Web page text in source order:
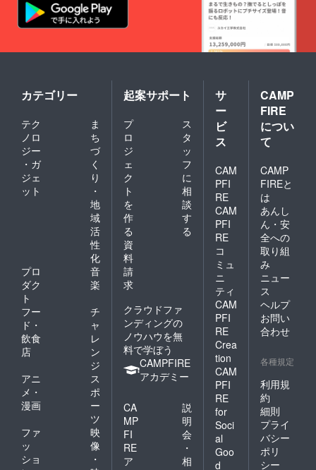
カテゴリー
テク
ノロ
ジー
・ガ
ジェ
ット
ま
ち
づ
く
り
・
地
域
活
性
化
プロ
ダク
ト
音
楽
フー
ド・
飲食
店
チ
ャ
レ
ン
ジ
アニ
メ・
漫画
ス
ポ
ー
ツ
ファ
ッ
ショ
映
像
・
起案サポート
プ
ロ
ジ
ェ
ク
ト
を
作
る
ス
タ
ッ
フ
に
相
談
す
る
資
料
請
求
クラウドファ
ンディングの
ノウハウを無
料で学ぼう
CAMPFIRE
アカデミー
CA
MP
FI
RE
ア
説
明
会
・
相
サ
ー
ビ
ス
CAM
PFI
RE
CAM
PFI
RE
コ
ミュ
ニ
ティ
CAM
PFI
RE
Crea
tion
CAM
PFI
RE
for
Soci
al
Goo
d
CAMP
FIRE
につい
て
CAMP
FIREと
は
あんし
ん・安
全への
取り組
み
ニュー
ス
ヘルプ
お問い
合わせ
各種規定
利用規
約
細則
プライ
バシー
ポリ
シー